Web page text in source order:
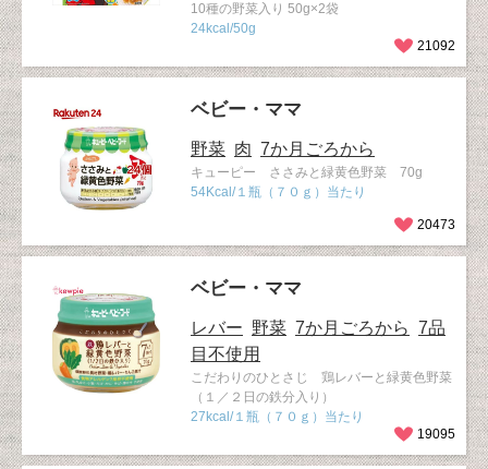
10種の野菜入り 50g×2袋
24kcal/50g
21092
ベビー・ママ
野菜 肉 7か月ごろから
キューピー ささみと緑黄色野菜 70g
54Kcal/１瓶（７０ｇ）当たり
20473
ベビー・ママ
レバー 野菜 7か月ごろから 7品
目不使用
こだわりのひとさじ 鶏レバーと緑黄色野菜
（１／２日の鉄分入り）
27kcal/１瓶（７０ｇ）当たり
19095